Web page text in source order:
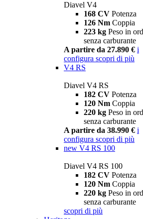
Diavel V4
168 CV Potenza
126 Nm Coppia
223 kg Peso in
senza carburante
A partire da 27.890 € i
configura scopri di più
V4 RS
Diavel V4 RS
182 CV Potenza
120 Nm Coppia
220 kg Peso in
senza carburante
A partire da 38.990 € i
configura scopri di più
new V4 RS 100
Diavel V4 RS 100
182 CV Potenza
120 Nm Coppia
220 kg Peso in
senza carburante
scopri di più